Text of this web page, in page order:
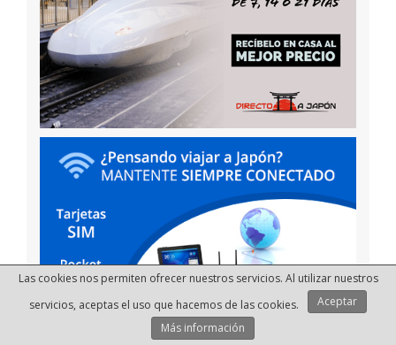
Las cookies nos permiten ofrecer nuestros servicios. Al utilizar nuestros
servicios, aceptas el uso que hacemos de las cookies.
Aceptar
Más información